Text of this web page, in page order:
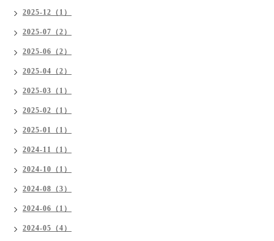
2025-12（1）
2025-07（2）
2025-06（2）
2025-04（2）
2025-03（1）
2025-02（1）
2025-01（1）
2024-11（1）
2024-10（1）
2024-08（3）
2024-06（1）
2024-05（4）